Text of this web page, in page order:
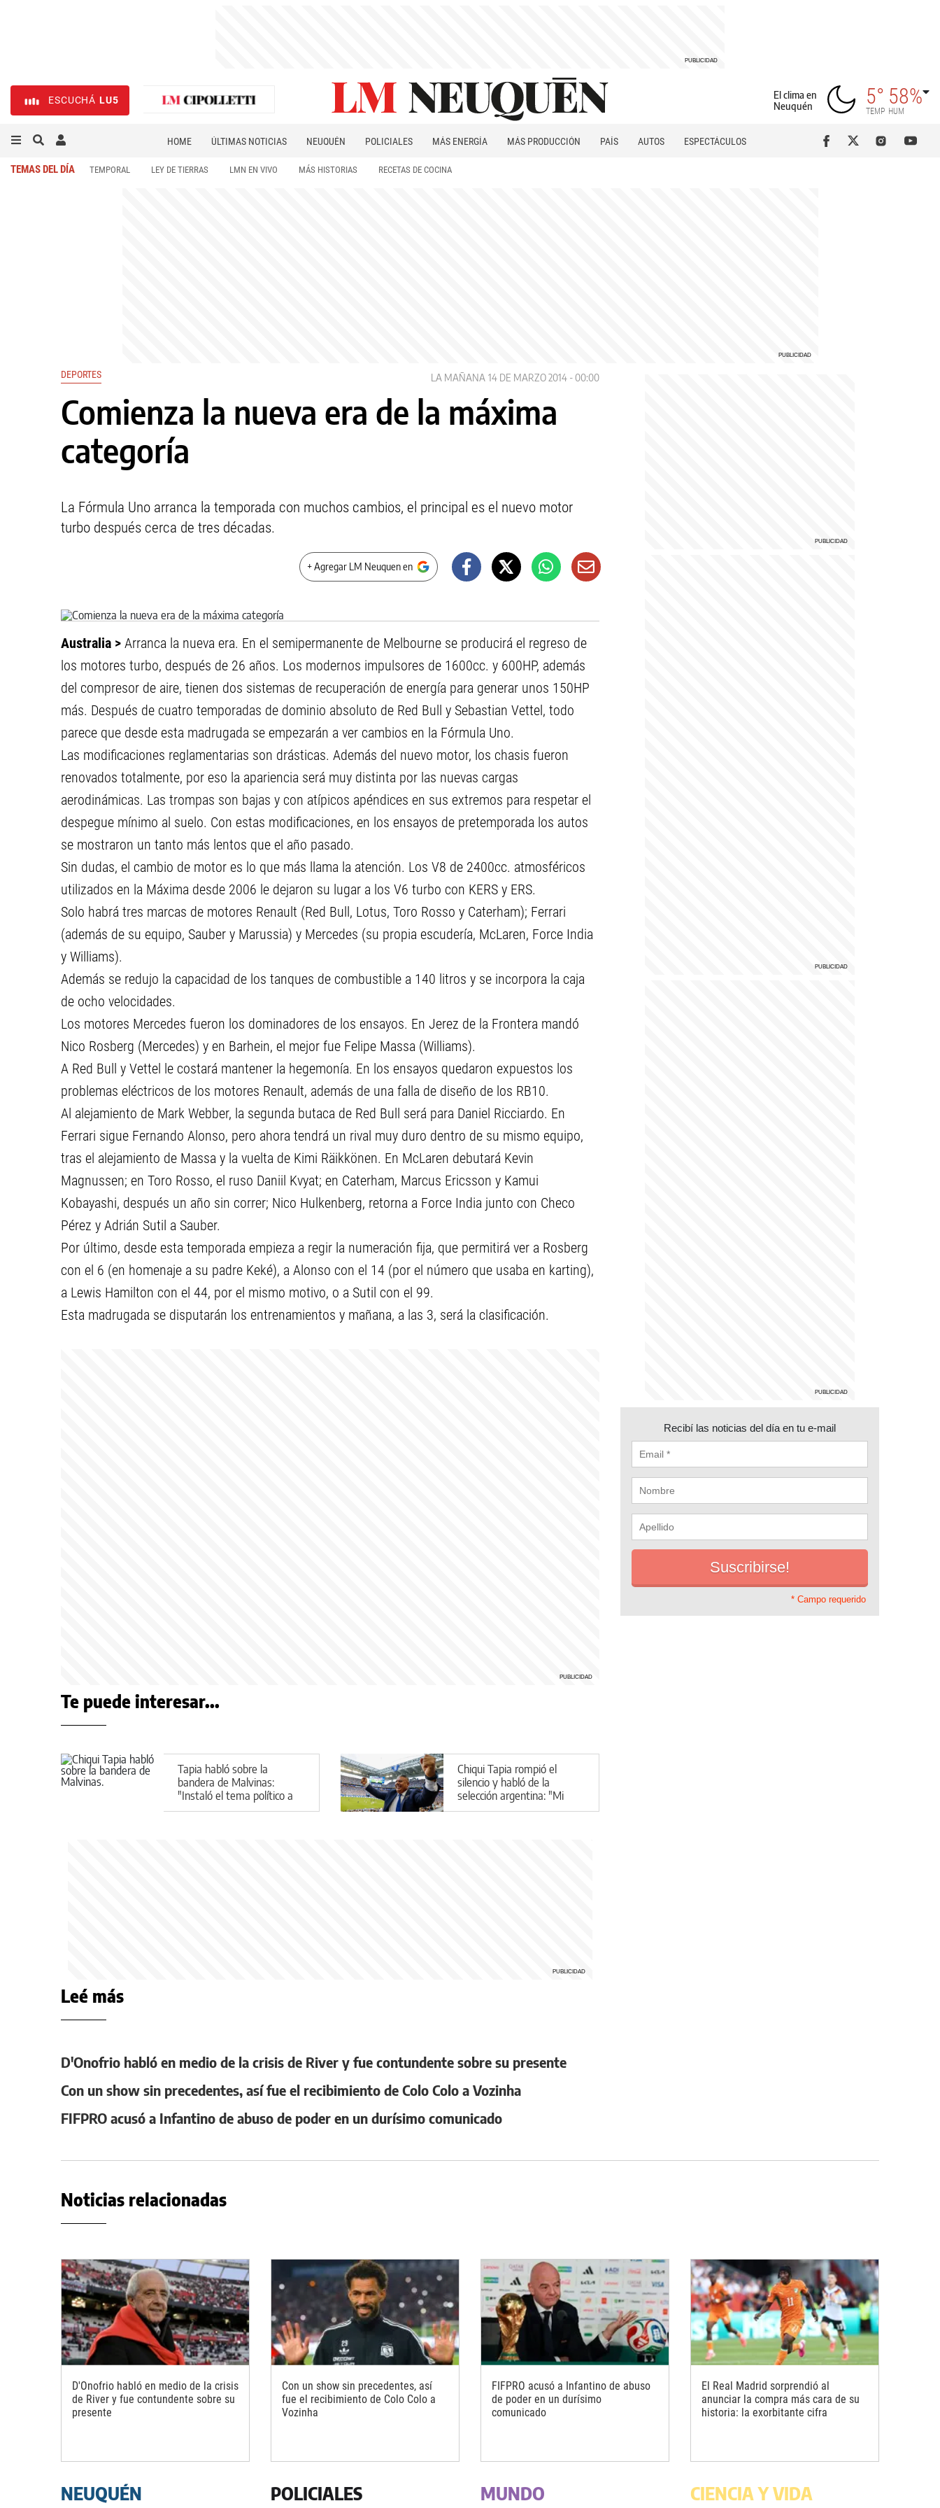
ESCUCHÁ LU5
El clima en
Neuquén
5°
TEMP
58%
HUM
HOME ÚLTIMAS NOTICIAS NEUQUÉN POLICIALES MÁS ENERGÍA MÁS PRODUCCIÓN PAÍS AUTOS
ESPECTÁCULOS
TEMAS DEL DÍA TEMPORAL LEY DE TIERRAS LMN EN VIVO MÁS HISTORIAS RECETAS DE COCINA
DEPORTES LA MAÑANA 14 DE MARZO 2014 - 00:00
Comienza la nueva era de la máxima
categoría
La Fórmula Uno arranca la temporada con muchos cambios, el principal es el nuevo motor
turbo después cerca de tres décadas.
+ Agregar LM Neuquen en
Australia > Arranca la nueva era. En el semipermanente de Melbourne se producirá el regreso de
los motores turbo, después de 26 años. Los modernos impulsores de 1600cc. y 600HP, además
del compresor de aire, tienen dos sistemas de recuperación de energía para generar unos 150HP
más. Después de cuatro temporadas de dominio absoluto de Red Bull y Sebastian Vettel, todo
parece que desde esta madrugada se empezarán a ver cambios en la Fórmula Uno.
Las modificaciones reglamentarias son drásticas. Además del nuevo motor, los chasis fueron
renovados totalmente, por eso la apariencia será muy distinta por las nuevas cargas
aerodinámicas. Las trompas son bajas y con atípicos apéndices en sus extremos para respetar el
despegue mínimo al suelo. Con estas modificaciones, en los ensayos de pretemporada los autos
se mostraron un tanto más lentos que el año pasado.
Sin dudas, el cambio de motor es lo que más llama la atención. Los V8 de 2400cc. atmosféricos
utilizados en la Máxima desde 2006 le dejaron su lugar a los V6 turbo con KERS y ERS.
Solo habrá tres marcas de motores Renault (Red Bull, Lotus, Toro Rosso y Caterham); Ferrari
(además de su equipo, Sauber y Marussia) y Mercedes (su propia escudería, McLaren, Force India
y Williams).
Además se redujo la capacidad de los tanques de combustible a 140 litros y se incorpora la caja
de ocho velocidades.
Los motores Mercedes fueron los dominadores de los ensayos. En Jerez de la Frontera mandó
Nico Rosberg (Mercedes) y en Barhein, el mejor fue Felipe Massa (Williams).
A Red Bull y Vettel le costará mantener la hegemonía. En los ensayos quedaron expuestos los
problemas eléctricos de los motores Renault, además de una falla de diseño de los RB10.
Al alejamiento de Mark Webber, la segunda butaca de Red Bull será para Daniel Ricciardo. En
Ferrari sigue Fernando Alonso, pero ahora tendrá un rival muy duro dentro de su mismo equipo,
tras el alejamiento de Massa y la vuelta de Kimi Räikkönen. En McLaren debutará Kevin
Magnussen; en Toro Rosso, el ruso Daniil Kvyat; en Caterham, Marcus Ericsson y Kamui
Kobayashi, después un año sin correr; Nico Hulkenberg, retorna a Force India junto con Checo
Pérez y Adrián Sutil a Sauber.
Por último, desde esta temporada empieza a regir la numeración fija, que permitirá ver a Rosberg
con el 6 (en homenaje a su padre Keké), a Alonso con el 14 (por el número que usaba en karting),
a Lewis Hamilton con el 44, por el mismo motivo, o a Sutil con el 99.
Esta madrugada se disputarán los entrenamientos y mañana, a las 3, será la clasificación.
Te puede interesar...
Tapia habló sobre la
bandera de Malvinas:
"Instaló el tema político a
nivel mundial"
Chiqui Tapia rompió el
silencio y habló de la
selección argentina: "Mi
plan A, B y C es Scaloni"
Recibí las noticias del día en tu e-mail
* Campo requerido
Leé más
D'Onofrio habló en medio de la crisis de River y fue contundente sobre su presente
Con un show sin precedentes, así fue el recibimiento de Colo Colo a Vozinha
FIFPRO acusó a Infantino de abuso de poder en un durísimo comunicado
Noticias relacionadas
D'Onofrio habló en medio de la crisis
de River y fue contundente sobre su
presente
Con un show sin precedentes, así
fue el recibimiento de Colo Colo a
Vozinha
FIFPRO acusó a Infantino de abuso
de poder en un durísimo
comunicado
El Real Madrid sorprendió al
anunciar la compra más cara de su
historia: la exorbitante cifra
NEUQUÉN POLICIALES MUNDO CIENCIA Y VIDA